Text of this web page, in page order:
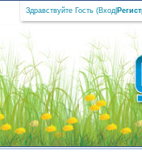
Здравствуйте Гость (Вход